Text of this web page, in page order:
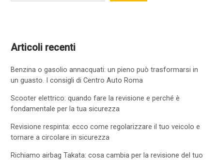
Articoli recenti
Benzina o gasolio annacquati: un pieno può trasformarsi in
un guasto. I consigli di Centro Auto Roma
Scooter elettrico: quando fare la revisione e perché è
fondamentale per la tua sicurezza
Revisione respinta: ecco come regolarizzare il tuo veicolo e
tornare a circolare in sicurezza
Richiamo airbag Takata: cosa cambia per la revisione del tuo